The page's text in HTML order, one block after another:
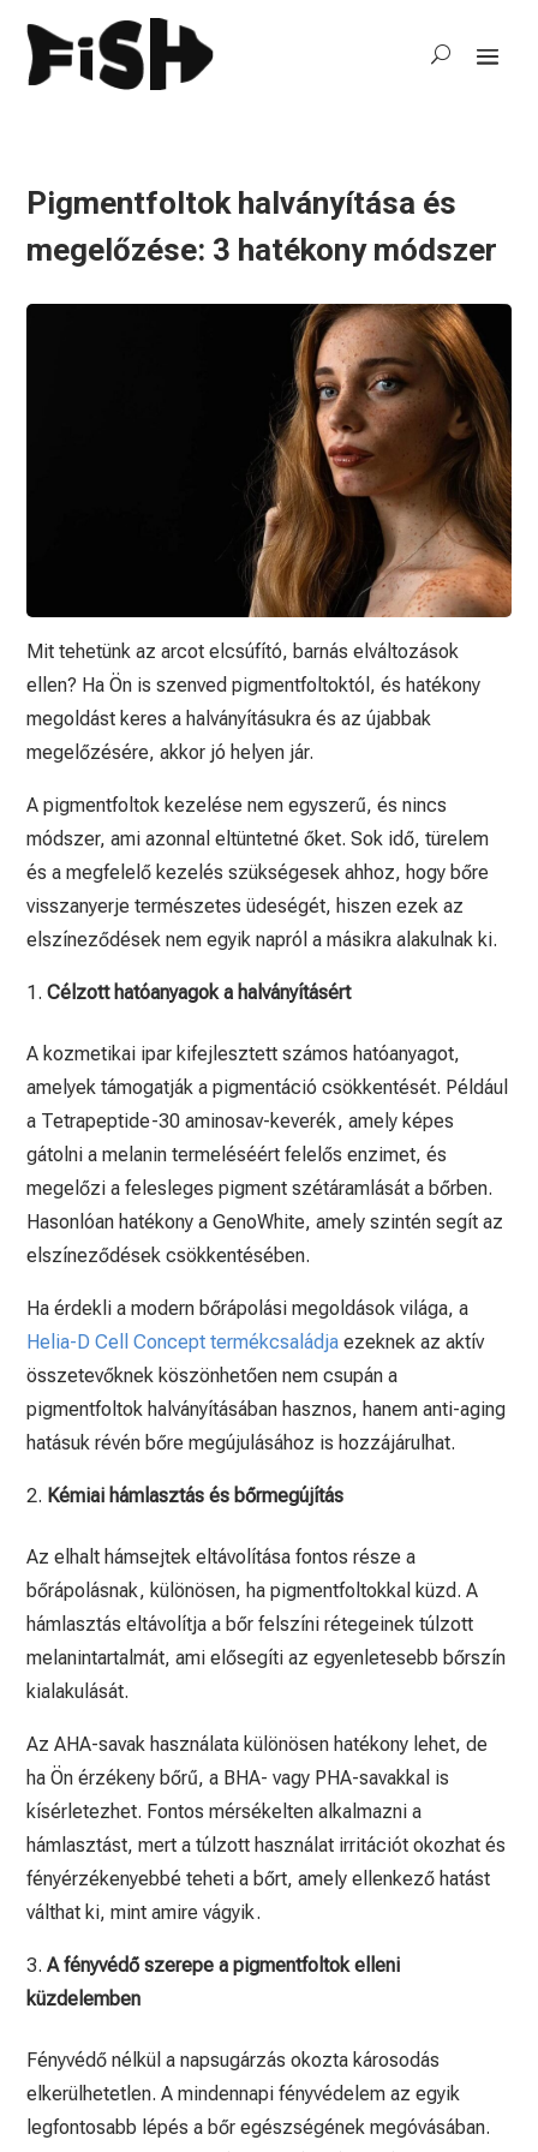
Pigmentfoltok halványítása és
megelőzése: 3 hatékony módszer
Mit tehetünk az arcot elcsúfító, barnás elváltozások
ellen? Ha Ön is szenved pigmentfoltoktól, és hatékony
megoldást keres a halványításukra és az újabbak
megelőzésére, akkor jó helyen jár.
A pigmentfoltok kezelése nem egyszerű, és nincs
módszer, ami azonnal eltüntetné őket. Sok idő, türelem
és a megfelelő kezelés szükségesek ahhoz, hogy bőre
visszanyerje természetes üdeségét, hiszen ezek az
elszíneződések nem egyik napról a másikra alakulnak ki.
Célzott hatóanyagok a halványításért
A kozmetikai ipar kifejlesztett számos hatóanyagot,
amelyek támogatják a pigmentáció csökkentését. Például
a Tetrapeptide-30 aminosav-keverék, amely képes
gátolni a melanin termeléséért felelős enzimet, és
megelőzi a felesleges pigment szétáramlását a bőrben.
Hasonlóan hatékony a GenoWhite, amely szintén segít az
elszíneződések csökkentésében.
Ha érdekli a modern bőrápolási megoldások világa, a
Helia-D Cell Concept termékcsaládja ezeknek az aktív
összetevőknek köszönhetően nem csupán a
pigmentfoltok halványításában hasznos, hanem anti-aging
hatásuk révén bőre megújulásához is hozzájárulhat.
Kémiai hámlasztás és bőrmegújítás
Az elhalt hámsejtek eltávolítása fontos része a
bőrápolásnak, különösen, ha pigmentfoltokkal küzd. A
hámlasztás eltávolítja a bőr felszíni rétegeinek túlzott
melanintartalmát, ami elősegíti az egyenletesebb bőrszín
kialakulását.
Az AHA-savak használata különösen hatékony lehet, de
ha Ön érzékeny bőrű, a BHA- vagy PHA-savakkal is
kísérletezhet. Fontos mérsékelten alkalmazni a
hámlasztást, mert a túlzott használat irritációt okozhat és
fényérzékenyebbé teheti a bőrt, amely ellenkező hatást
válthat ki, mint amire vágyik.
A fényvédő szerepe a pigmentfoltok elleni
küzdelemben
Fényvédő nélkül a napsugárzás okozta károsodás
elkerülhetetlen. A mindennapi fényvédelem az egyik
legfontosabb lépés a bőr egészségének megóvásában.